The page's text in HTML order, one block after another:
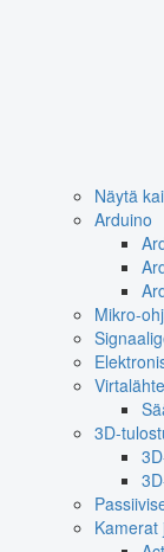
Näytä
Arduino
Mikro-
3D-